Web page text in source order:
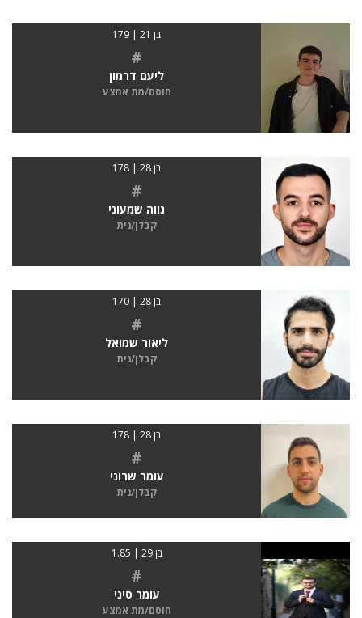
בן 21 | 179
#
ליעם דרמון
חוסם/מת אמצע
בן 28 | 178
#
נווה שמעוני
קבלן/נית
בן 28 | 170
#
ליאור שמואל
קבלן/נית
בן 28 | 178
#
עומר שרוני
קבלן/נית
בן 29 | 1.85
#
עומר סיני
חוסם/מת אמצע